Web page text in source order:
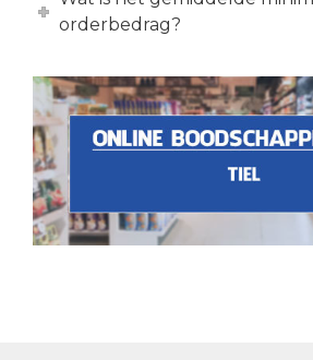
orderbedrag?